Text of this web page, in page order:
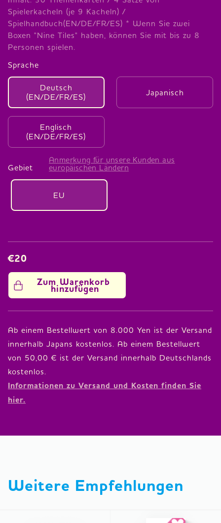
Spielerkacheln (je 9 Kacheln) /
Spielhandbuch(EN/DE/FR/ES) * Wenn Sie zwei
Boxen "Nine Tiles" haben, können Sie mit bis zu 8
Personen spielen.
Sprache
Deutsch
(EN/DE/FR/ES)
Japanisch
Englisch
(EN/DE/FR/ES)
Gebiet
Anmerkung für unsere Kunden aus
europäischen Ländern
EU
€20
Zum Warenkorb
hinzufügen
Ab einem Bestellwert von 8.000 Yen ist der Versand
innerhalb Japans kostenlos. Ab einem Bestellwert
von 50,00 € ist der Versand innerhalb Deutschlands
Informationen zu Versand und Kosten finden Sie
hier.
Weitere Empfehlungen